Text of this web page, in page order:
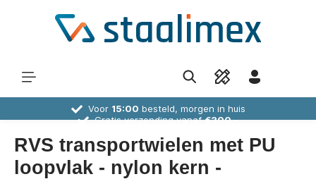
Voor 15:00 besteld, morgen in huis
Gratis verzending vanaf€300,-
RVS transportwielen met PU
loopvlak - nylon kern -